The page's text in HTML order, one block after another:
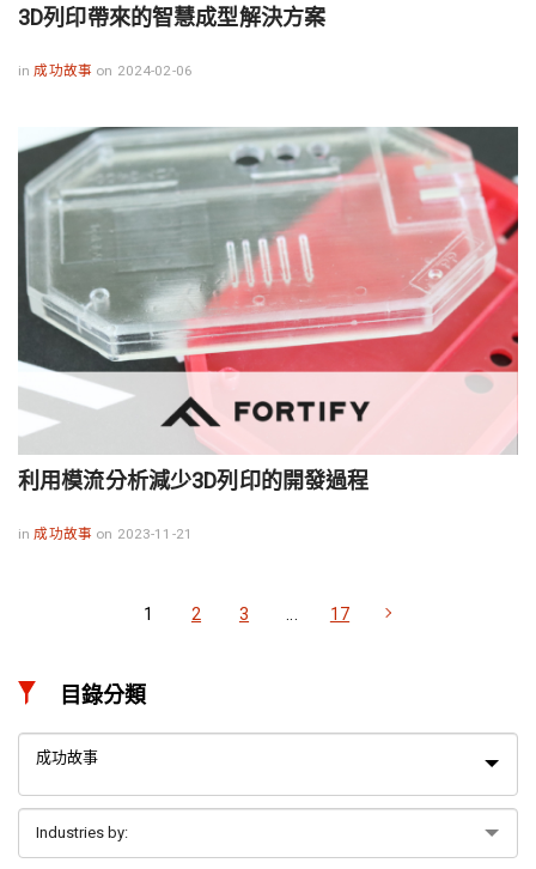
3D列印帶來的智慧成型解決方案
in成功故事 on 2024-02-06
利用模流分析減少3D列印的開發過程
in成功故事 on 2023-11-21
1 2 3 17
目錄分類
成功故事